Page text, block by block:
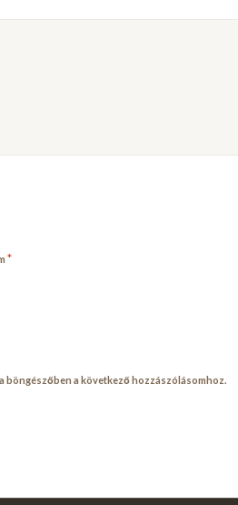
*
böngészőben a következő hozzászólásomhoz.